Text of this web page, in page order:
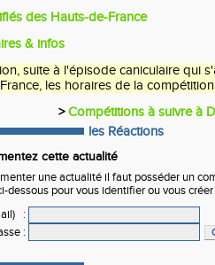
des Hauts-de-France
& infos
suite à l'épisode caniculaire qui
France, les horaires de la
>Compétitions à suivre à
les Réactions
cette actualité
une actualité il faut posséder un
dessous pour vous identifier ou vous
:
: